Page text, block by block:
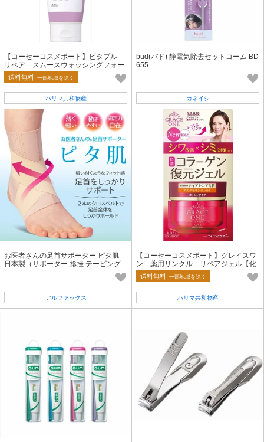
【コーセーコスメポート】ビタプル
リペア スムースウォッシングフォー
ム【洗顔・クレンジング】
送料無料 一部地域を除く
ハリマ共和物産
bud(バド) 静電気除去セットコーム BD
655
カネイシ
お医者さんの足首サポーター ピタ肌
日本製（サポーター 捻挫 テーピング
アルファックス
【コーセーコスメポート】グレイスワ
ン 薬用リンクル リペアジェル【化
粧品】
送料無料 一部地域を除く
ハリマ共和物産